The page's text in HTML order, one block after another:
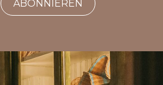
ABONNIEREN